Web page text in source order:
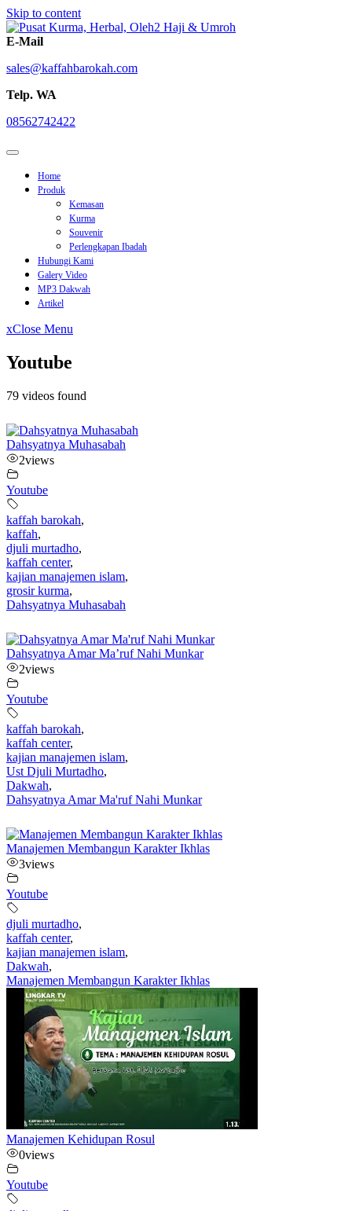
Skip to content
E-Mail
sales@kaffahbarokah.com
Telp. WA
08562742422
Home
Produk
Kemasan
Kurma
Souvenir
Perlengkapan Ibadah
Hubungi Kami
Galery Video
MP3 Dakwah
Artikel
xClose Menu
Youtube
79 videos found
Dahsyatnya Muhasabah
2views
Youtube
kaffah barokah,
kaffah,
djuli murtadho,
kaffah center,
kajian manajemen islam,
grosir kurma,
Dahsyatnya Muhasabah
Dahsyatnya Amar Ma’ruf Nahi Munkar
2views
Youtube
kaffah barokah,
kaffah center,
kajian manajemen islam,
Ust Djuli Murtadho,
Dakwah,
Dahsyatnya Amar Ma'ruf Nahi Munkar
Manajemen Membangun Karakter Ikhlas
3views
Youtube
djuli murtadho,
kaffah center,
kajian manajemen islam,
Dakwah,
Manajemen Membangun Karakter Ikhlas
Manajemen Kehidupan Rosul
0views
Youtube